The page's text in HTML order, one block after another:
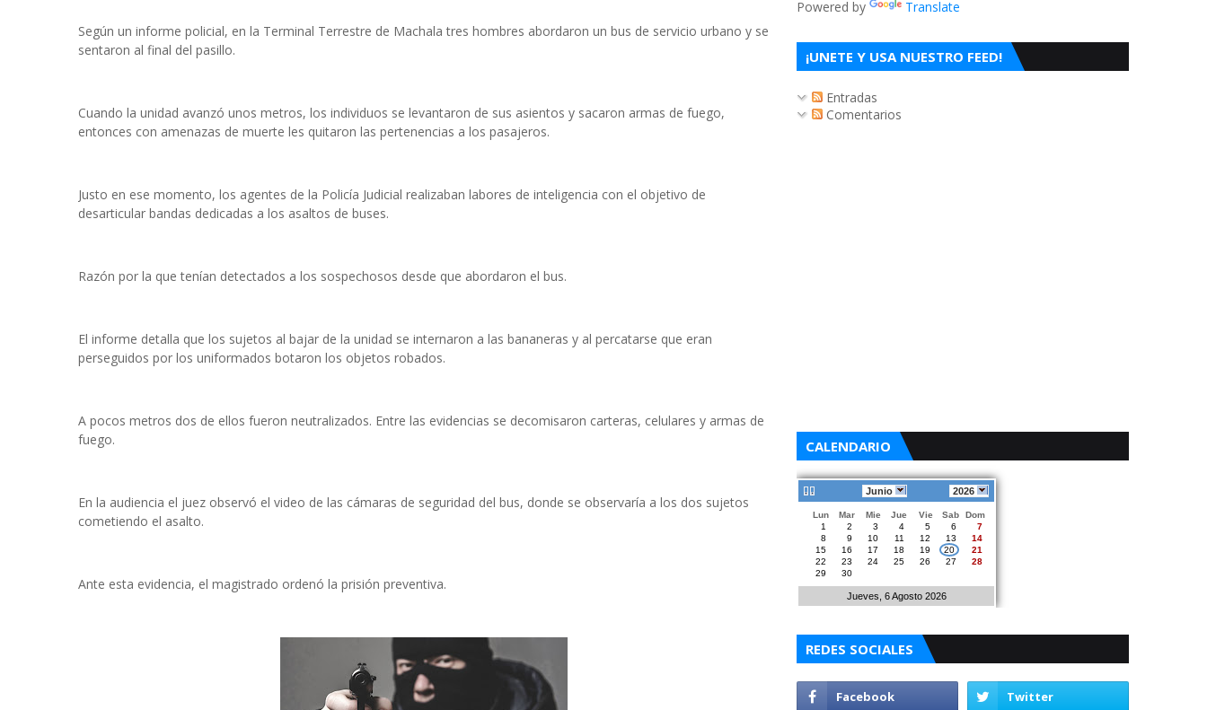
Según un informe policial, en la Terminal Terrestre de Machala tres hombres abordaron un bus de servicio urbano y se
sentaron al final del pasillo.
Cuando la unidad avanzó unos metros, los individuos se levantaron de sus asientos y sacaron armas de fuego,
entonces con amenazas de muerte les quitaron las pertenencias a los pasajeros.
Justo en ese momento, los agentes de la Policía Judicial realizaban labores de inteligencia con el objetivo de
desarticular bandas dedicadas a los asaltos de buses.
Razón por la que tenían detectados a los sospechosos desde que abordaron el bus.
El informe detalla que los sujetos al bajar de la unidad se internaron a las bananeras y al percatarse que eran
perseguidos por los uniformados botaron los objetos robados.
A pocos metros dos de ellos fueron neutralizados. Entre las evidencias se decomisaron carteras, celulares y armas de
fuego.
En la audiencia el juez observó el video de las cámaras de seguridad del bus, donde se observaría a los dos sujetos
cometiendo el asalto.
Ante esta evidencia, el magistrado ordenó la prisión preventiva.
Powered by Translate
¡UNETE Y USA NUESTRO FEED!
Entradas
Comentarios
CALENDARIO
Junio 2026
Lun Mar Mie Jue Vie Sab
Dom
1
2 3 4 5 6
7
8
9 10 11 12 13
14
15
16 17 18 19 20
21
22
23 24 25 26 27
28
29
30
Jueves, 6 Agosto 2026
REDES SOCIALES